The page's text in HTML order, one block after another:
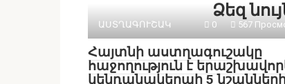
Ձեզ
ԱՍՏՂԱԳՈՒՇԱԿ 0 567
Հայտնի աստղագուշակը
հաջողություն է
կենդանակերպի 5